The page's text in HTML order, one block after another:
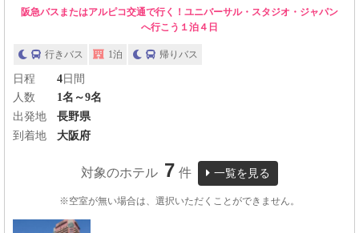
阪急バスまたはアルピコ交通で行く！ユニバーサル・スタジオ・ジャパン
へ行こう１泊４日
行きバス 1泊 帰りバス
日程 4日間
人数
1名～9名
出発地
長野県
到着地
大阪府
対象のホテル 7 件 一覧を見る
※空室が無い場合は、選択いただくことができません。